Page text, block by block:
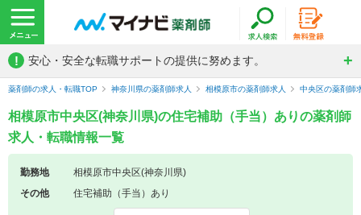
! 安心・安全な転職サポートの提供に努めます。
薬剤師の求人・転職TOP 神奈川県の薬剤師求人 相模原市の薬剤師求人 中央区の薬剤師
相模原市中央区(神奈川県)の住宅補助（手当）ありの薬剤師
求人・転職情報一覧
勤務地
相模原市中央区(神奈川県)
その他
住宅補助（手当）あり